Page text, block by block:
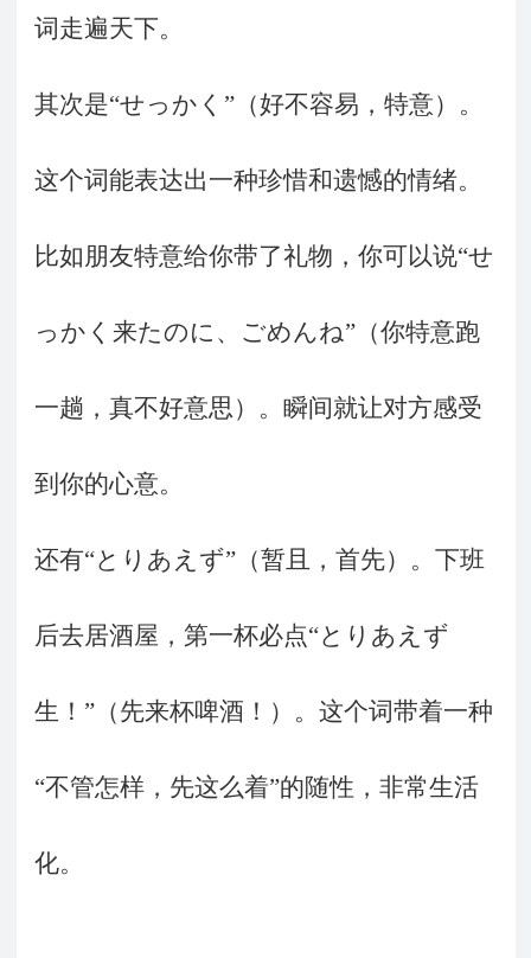
词走遍天下。
其次是“せっかく”（好不容易，特意）。
这个词能表达出一种珍惜和遗憾的情绪。
比如朋友特意给你带了礼物，你可以说“せ
っかく来たのに、ごめんね”（你特意跑
一趟，真不好意思）。瞬间就让对方感受
到你的心意。
还有“とりあえず”（暂且，首先）。下班
后去居酒屋，第一杯必点“とりあえず
生！”（先来杯啤酒！）。这个词带着一种
“不管怎样，先这么着”的随性，非常生活
化。